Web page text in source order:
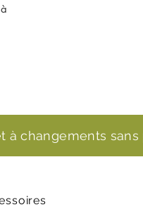
à changements sans